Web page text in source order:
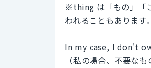
※thing は「もの」「
われることもあります。
In my case, I don't
（私の場合、不要なも